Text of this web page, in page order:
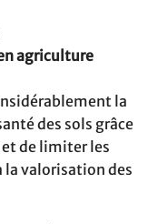
agriculture
la
des sols grâce
de limiter les
la valorisation des